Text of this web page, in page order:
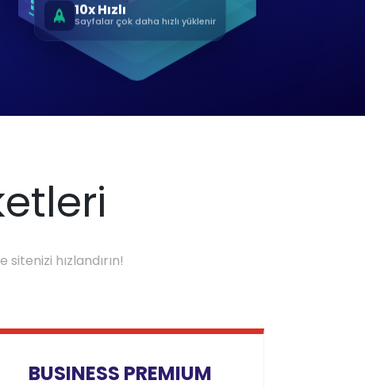
10x Hızlı
Sayfalar çok daha hızlı yüklenir
hızlandırın!
BUSINESS PREMIUM